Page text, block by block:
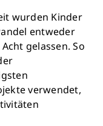
wurden Kinder
entweder
gelassen. So
verwendet,